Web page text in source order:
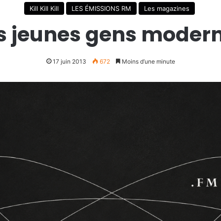
Kill Kill Kill LES ÉMISSIONS RM Les magazines
jeunes gens
17 juin 2013 672 Moins d’une minute